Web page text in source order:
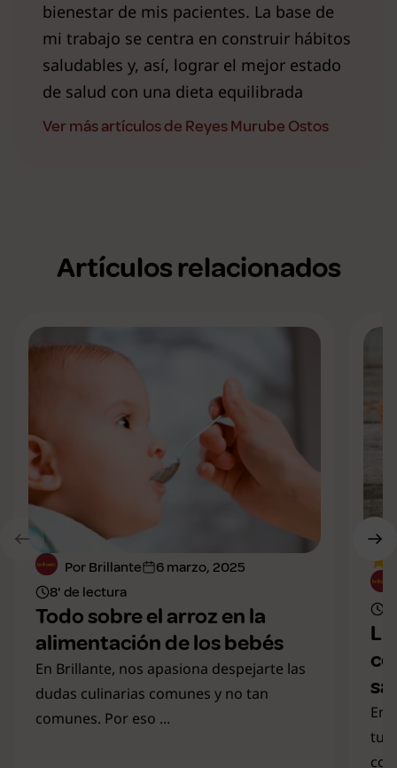
bienestar de mis pacientes. La base de
mi trabajo se centra en construir hábitos
saludables y, así, lograr el mejor estado
de salud con una dieta equilibrada
Ver más artículos de Reyes Murube Ostos
Artículos relacionados
Por Brillante
6 marzo, 2025
8' de lectura
Todo sobre el arroz en la
alimentación de los bebés
En Brillante, nos apasiona despejarte las
dudas culinarias comunes y no tan
comunes. Por eso ...
En
tu